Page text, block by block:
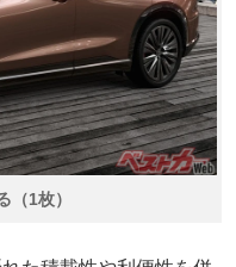
（1枚）